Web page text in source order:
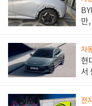
만
자
현
서
전